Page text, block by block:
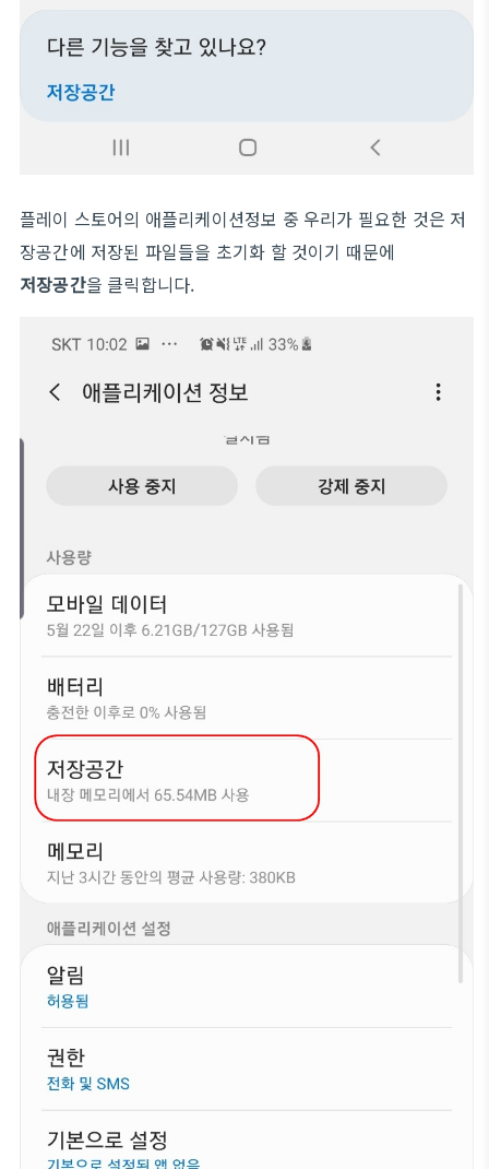
플레이 스토어의 애플리케이션정보 중 우리가 필요한 것은 저
장공간에 저장된 파일들을 초기화 할 것이기 때문에
저장공간을 클릭합니다.